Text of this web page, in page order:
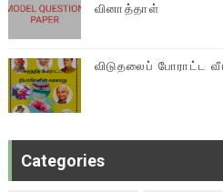
வினாத்தாள்
விடுதலைப் போராட்ட
Categories